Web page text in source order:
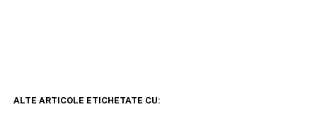
ALTE ARTICOLE ETICHETATE CU: